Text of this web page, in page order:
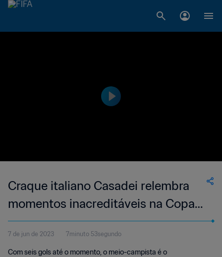
Craque italiano Casadei relembra
momentos inacreditáveis na Copa
do Mundo e revela sonho em
conquistá-la
7 de jun de 2023 7minuto 53segundo
Com seis gols até o momento, o meio-campista é o